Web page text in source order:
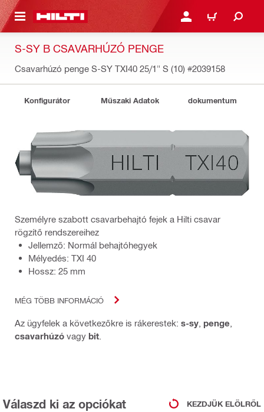
TARTALOMRA BEJELENTKEZÉS VAGY
KOSÁR
S-SY B CSAVARHÚZÓ PENGE
Csavarhúzó penge S-SY TXI40 25/1" S (10) #2039158
Konfigurátor Műszaki Adatok dokumentum
Személyre szabott csavarbehajtó fejek a Hilti csavar
rögzítő rendszereihez
Jellemző: Normál behajtóhegyek
Mélyedés: TXI 40
Hossz: 25 mm
MÉG TÖBB INFORMÁCIÓ
Az ügyfelek a következőkre is rákerestek: s-sy penge
csavarhúzó vagy bit
Válaszd ki az opciókat KEZDJÜK ELÖLRŐL